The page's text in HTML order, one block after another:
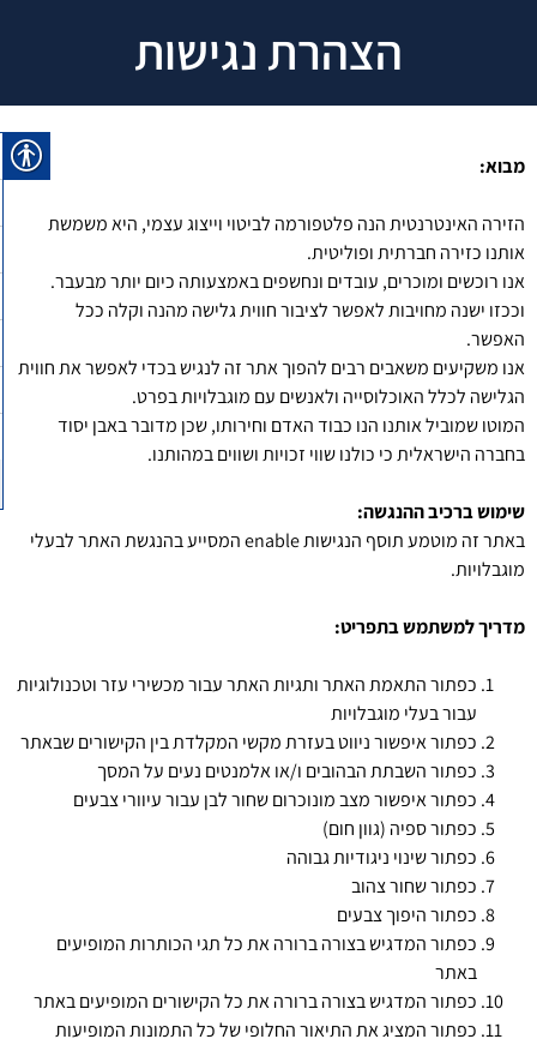
הצהרת נגישות
מבוא:
הזירה האינטרנטית הנה פלטפורמה לביטוי וייצוג עצמי, היא משמשת
אותנו כזירה חברתית ופוליטית.
אנו רוכשים ומוכרים, עובדים ונחשפים באמצעותה כיום יותר מבעבר.
וככזו ישנה מחויבות לאפשר לציבור חווית גלישה מהנה וקלה ככל
האפשר.
אנו משקיעים משאבים רבים להפוך אתר זה לנגיש בכדי לאפשר את חווית
הגלישה לכלל האוכלוסייה ולאנשים עם מוגבלויות בפרט.
המוטו שמוביל אותנו הנו כבוד האדם וחירותו, שכן מדובר באבן יסוד
בחברה הישראלית כי כולנו שווי זכויות ושווים במהותנו.
שימוש ברכיב ההנגשה:
באתר זה מוטמע תוסף הנגישות enable המסייע בהנגשת האתר לבעלי
מוגבלויות.
מדריך למשתמש בתפריט:
כפתור התאמת האתר ותגיות האתר עבור מכשירי עזר וטכנולוגיות
עבור בעלי מוגבלויות
כפתור איפשור ניווט בעזרת מקשי המקלדת בין הקישורים שבאתר
כפתור השבתת הבהובים ו/או אלמנטים נעים על המסך
כפתור איפשור מצב מונוכרום שחור לבן עבור עיוורי צבעים
כפתור ספיה (גוון חום)
כפתור שינוי ניגודיות גבוהה
כפתור שחור צהוב
כפתור היפוך צבעים
כפתור המדגיש בצורה ברורה את כל תגי הכותרות המופיעים
באתר
כפתור המדגיש בצורה ברורה את כל הקישורים המופיעים באתר
כפתור המציג את התיאור החלופי של כל התמונות המופיעות